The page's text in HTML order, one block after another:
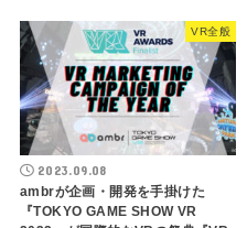
VR全般
2023.09.08
ambrが企画・開発を手掛けた
『TOKYO GAME SHOW VR